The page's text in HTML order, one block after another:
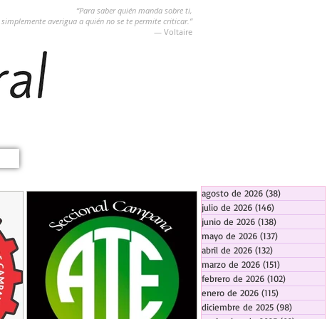
“Para saber quién manda sobre ti,
simplemente averigua a quién no se te permite criticar.”
― Voltaire
agosto de 2026 (38)
julio de 2026 (146)
junio de 2026 (138)
mayo de 2026 (137)
abril de 2026 (132)
marzo de 2026 (151)
febrero de 2026 (102)
enero de 2026 (115)
diciembre de 2025 (98)